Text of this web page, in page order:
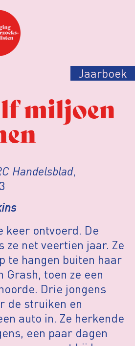
Jaarboek
miljoen
Handelsblad,
keer ontvoerd. De
ze net veertien jaar. Ze
te hangen buiten haar
toen ze een
Drie jongens
de struiken en
auto in. Ze herkende
een paar dagen